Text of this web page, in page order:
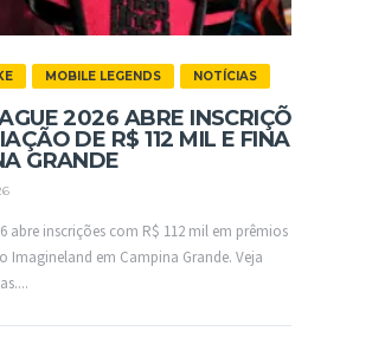
MOBILE LEGENDS NOTÍCIAS
2026 ABRE INSCRIÇÕES
DE R$ 112 MIL E FINAIS
GRANDE
abre inscrições com R$ 112 mil em prêmios e
Imagineland em Campina Grande. Veja